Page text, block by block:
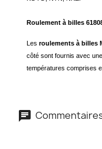
Roulement à billes
Les roulements à billes
côté sont fournis avec
températures comprises